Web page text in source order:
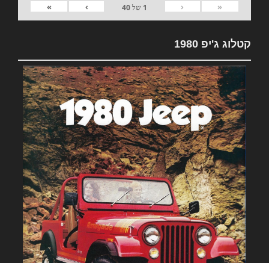
«
‹
1 של40
›
»
קטלוג ג'יפ 1980